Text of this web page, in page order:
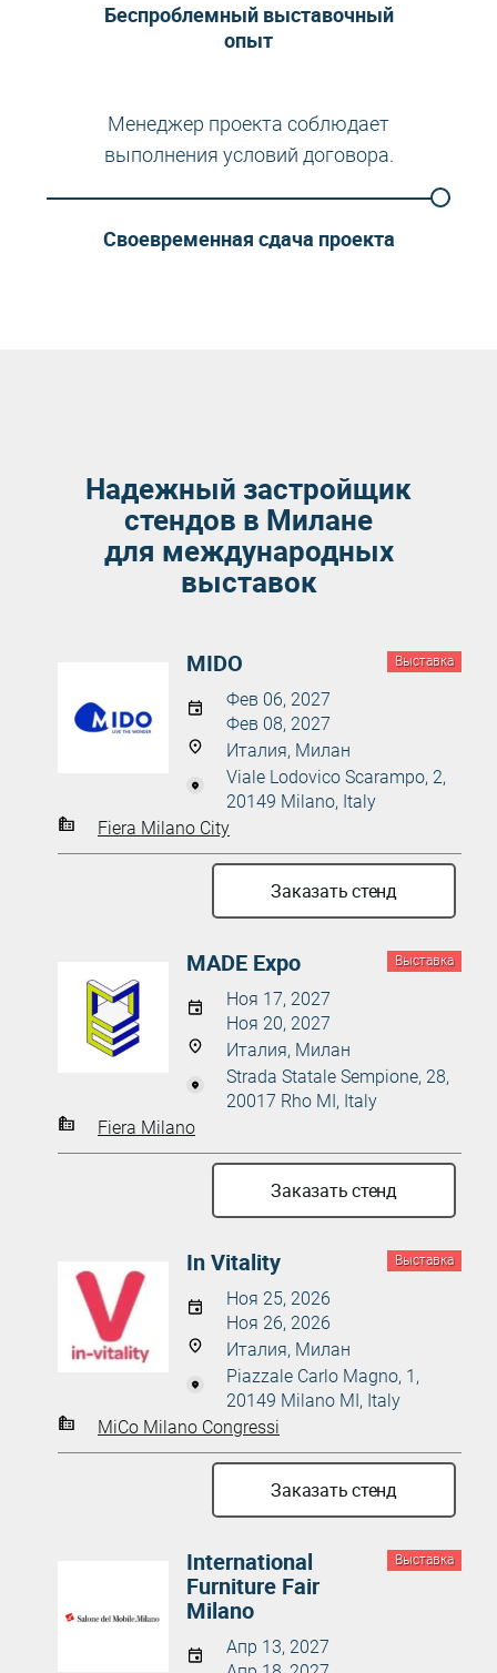
Беспроблемный выставочный
опыт
Менеджер проекта соблюдает
выполнения условий договора.
Своевременная сдача проекта
Надежный застройщик
стендов в Милане
для международных
выставок
Выставка
MIDO
Фев 06, 2027
Фев 08, 2027
Италия, Милан
Viale Lodovico Scarampo, 2,
20149 Milano, Italy
Fiera Milano City
Заказать стенд
Выставка
MADE Expo
Ноя 17, 2027
Ноя 20, 2027
Италия, Милан
Strada Statale Sempione, 28,
20017 Rho MI, Italy
Fiera Milano
Заказать стенд
Выставка
In Vitality
Ноя 25, 2026
Ноя 26, 2026
Италия, Милан
Piazzale Carlo Magno, 1,
20149 Milano MI, Italy
MiCo Milano Congressi
Заказать стенд
Выставка
International
Furniture Fair
Milano
Апр 13, 2027